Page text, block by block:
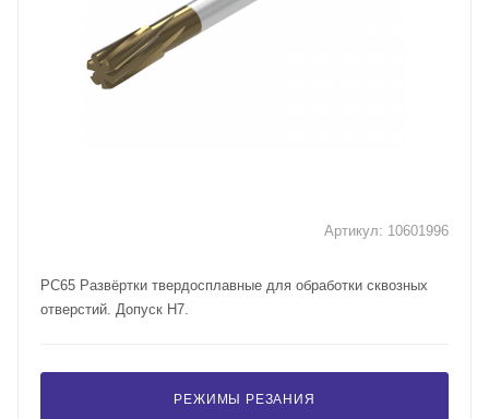
Артикул: 10601996
PC65 Развёртки твердосплавные для обработки сквозных
отверстий. Допуск H7.
РЕЖИМЫ РЕЗАНИЯ